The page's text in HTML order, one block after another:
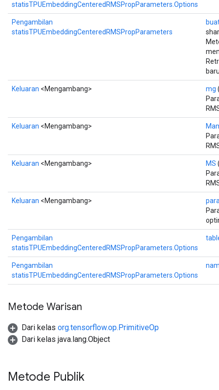
statisTPUEmbeddingCenteredRMSPropParameters.Options
Pengambilan
statisTPUEmbeddingCenteredRMSPropParameters
Keluaran <Mengambang> mg
Keluaran <Mengambang>
Keluaran <Mengambang> MS
Keluaran <Mengambang>
Pengambilan
statisTPUEmbeddingCenteredRMSPropParameters.Options
Pengambilan
statisTPUEmbeddingCenteredRMSPropParameters.Options
Metode Warisan
Dari kelas org.tensorflow.op.PrimitiveOp
Dari kelas java.lang.Object
Metode Publik